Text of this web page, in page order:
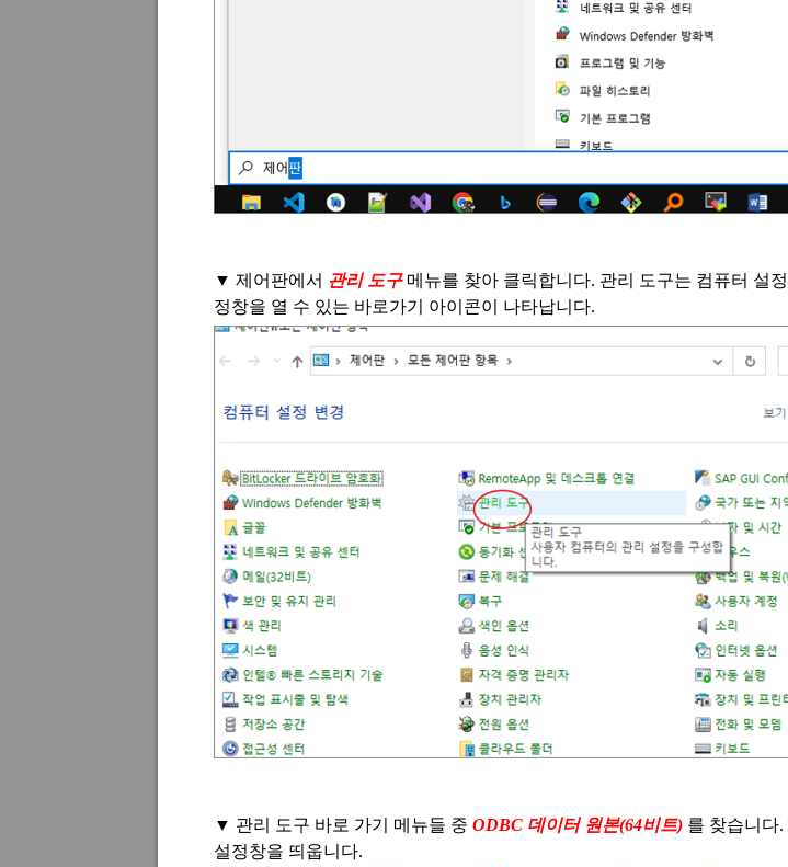
▼ 제어판에서 관리 도구 메뉴를 찾아 클릭합니다. 관리 도구는 컴퓨터 설
정창을 열 수 있는 바로가기 아이콘이 나타납니다.
▼ 관리 도구 바로 가기 메뉴들 중 ODBC 데이터 원본(64비트) 를 찾습니다.
설정창을 띄웁니다.